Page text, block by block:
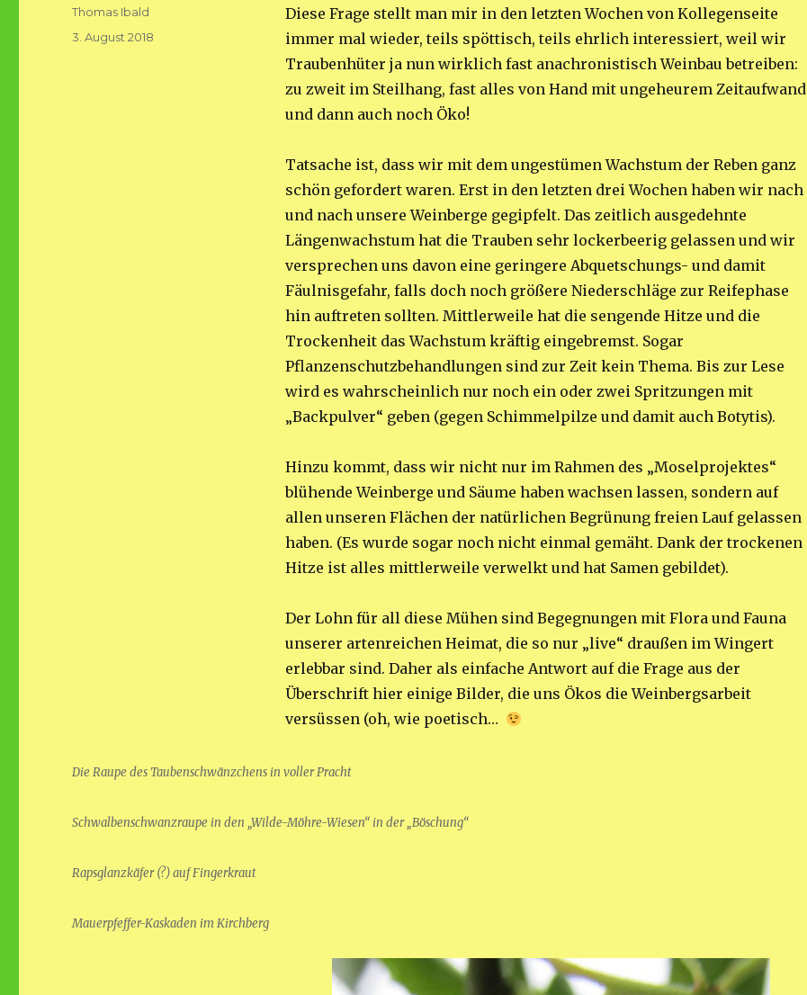
Diese Frage stellt man mir in den letzten Wochen von Kollegenseite
immer mal wieder, teils spöttisch, teils ehrlich interessiert, weil wir
Traubenhüter ja nun wirklich fast anachronistisch Weinbau betreiben:
zu zweit im Steilhang, fast alles von Hand mit ungeheurem Zeitaufwand
und dann auch noch Öko!
Tatsache ist, dass wir mit dem ungestümen Wachstum der Reben ganz
schön gefordert waren. Erst in den letzten drei Wochen haben wir nach
und nach unsere Weinberge gegipfelt. Das zeitlich ausgedehnte
Längenwachstum hat die Trauben sehr lockerbeerig gelassen und wir
versprechen uns davon eine geringere Abquetschungs- und damit
Fäulnisgefahr, falls doch noch größere Niederschläge zur Reifephase
hin auftreten sollten. Mittlerweile hat die sengende Hitze und die
Trockenheit das Wachstum kräftig eingebremst. Sogar
Pflanzenschutzbehandlungen sind zur Zeit kein Thema. Bis zur Lese
wird es wahrscheinlich nur noch ein oder zwei Spritzungen mit
„Backpulver“ geben (gegen Schimmelpilze und damit auch Botytis).
Hinzu kommt, dass wir nicht nur im Rahmen des „Moselprojektes“
blühende Weinberge und Säume haben wachsen lassen, sondern auf
allen unseren Flächen der natürlichen Begrünung freien Lauf gelassen
haben. (Es wurde sogar noch nicht einmal gemäht. Dank der trockenen
Hitze ist alles mittlerweile verwelkt und hat Samen gebildet).
Der Lohn für all diese Mühen sind Begegnungen mit Flora und Fauna
unserer artenreichen Heimat, die so nur „live“ draußen im Wingert
erlebbar sind. Daher als einfache Antwort auf die Frage aus der
Überschrift hier einige Bilder, die uns Ökos die Weinbergsarbeit
versüssen (oh, wie poetisch…
Die Raupe des Taubenschwänzchens in voller Pracht
Schwalbenschwanzraupe in den „Wilde-Möhre-Wiesen“ in der „Böschung“
Rapsglanzkäfer (?) auf Fingerkraut
Mauerpfeffer-Kaskaden im Kirchberg
Autor
Thomas Ibald
Veröffentlicht
3. August 2018